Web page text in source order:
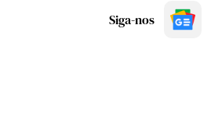
Siga-nos